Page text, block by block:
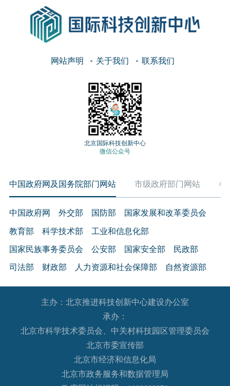
网站声明 关于我们 联系我们
北京国际科技创新中心
微信公众号
中国政府网及国务院部门网站 市级政府部门网站 各
中国政府网 外交部 国防部 国家发展和改革委员会
教育部 科学技术部 工业和信息化部
国家民族事务委员会 公安部 国家安全部 民政部
司法部 财政部 人力资源和社会保障部 自然资源部
生态环境部 住房和城乡建设部 交通运输部 水利部
农业农村部 商务部 文化和旅游部
退役军人事务部
国家语言文字工作委员会
国家航天局 国家原子能机构
国家核安全局
主办：北京推进科技创新中心建设办公室
承办：
北京市科学技术委员会、中关村科技园区管理委员会
北京市委宣传部
北京市经济和信息化局
北京市政务服务和数据管理局